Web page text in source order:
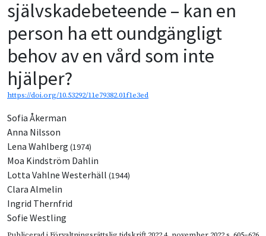
självskadebeteende – kan en
person ha ett oundgängligt
behov av en vård som inte
hjälper?
https://doi.org/10.53292/11e79382.01f1e3ed
Sofia Åkerman
Anna Nilsson
Lena Wahlberg (1974)
Moa Kindström Dahlin
Lotta Vahlne Westerhäll (1944)
Clara Almelin
Ingrid Thernfrid
Sofie Westling